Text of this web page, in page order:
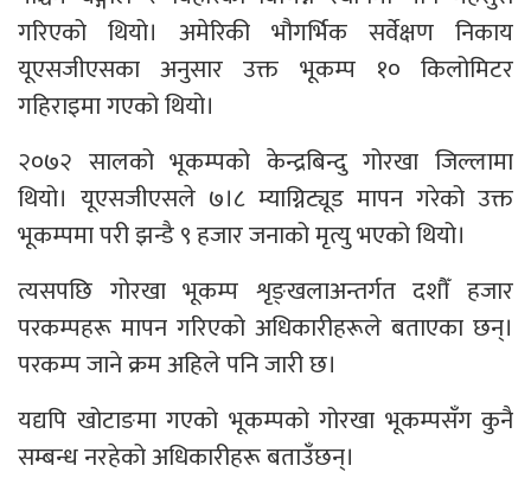
गरिएको थियो। अमेरिकी भौगर्भिक सर्वेक्षण निकाय
यूएसजीएसका अनुसार उक्त भूकम्प १० किलोमिटर
गहिराइमा गएको थियो।
२०७२ सालको भूकम्पको केन्द्रबिन्दु गोरखा जिल्लामा
थियो। यूएसजीएसले ७।८ म्याग्निट्यूड मापन गरेको उक्त
भूकम्पमा परी झन्डै ९ हजार जनाको मृत्यु भएको थियो।
त्यसपछि गोरखा भूकम्प शृङ्खलाअन्तर्गत दशौँ हजार
परकम्पहरू मापन गरिएको अधिकारीहरूले बताएका छन्।
परकम्प जाने क्रम अहिले पनि जारी छ।
यद्यपि खोटाङमा गएको भूकम्पको गोरखा भूकम्पसँग कुनै
सम्बन्ध नरहेको अधिकारीहरू बताउँछन्।